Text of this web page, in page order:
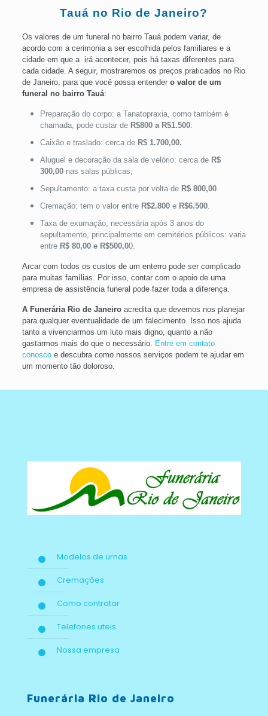
Tauá no Rio de Janeiro?
Os valores de um funeral no bairro Tauá podem variar, de
acordo com a cerimonia a ser escolhida pelos familiares e a
cidade em que a irá acontecer, pois há taxas diferentes para
cada cidade. A seguir, mostraremos os preços praticados no Rio
de Janeiro, para que você possa entender o valor de um
funeral no bairro Tauá:
Preparação do corpo: a Tanatopraxia, como também é
chamada, pode custar de R$800 a R$1.500.
Caixão e traslado: cerca de R$ 1.700,00.
Aluguel e decoração da sala de velório: cerca de R$
300,00nas salas públicas;
Sepultamento: a taxa custa por volta de R$ 800,00.
Cremação: tem o valor entre R$2.800e R$6.500.
Taxa de exumação, necessária após 3 anos do
sepultamento, principalmente em cemitérios públicos: varia
entre R$ 80,00 e R$500,00.
Arcar com todos os custos de um enterro pode ser complicado
para muitas famílias. Por isso, contar com o apoio de uma
empresa de assistência funeral pode fazer toda a diferença.
A Funerária Rio de Janeiroacredita que devemos nos planejar
para qualquer eventualidade de um falecimento. Isso nos ajuda
tanto a vivenciarmos um luto mais digno, quanto a não
gastarmos mais do que o necessário. Entre em contato
conoscoe descubra como nossos serviços podem te ajudar em
um momento tão doloroso.
Modelos de urnas
Cremações
Como contratar
Telefones uteis
Nossa empresa
Funerária Rio de Janeiro